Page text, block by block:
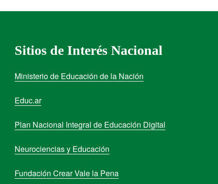
Sitios de Interés Nacional
Ministerio de Educación de la Nación
Educ.ar
Plan Nacional Integral de Educación Digital
Neurociencias y Educación
Fundación Crear Vale la Pena